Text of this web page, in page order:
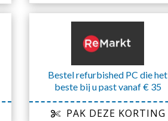
Bestel refurbished PC die het
beste bij u past vanaf € 35
PAK DEZE KORTING